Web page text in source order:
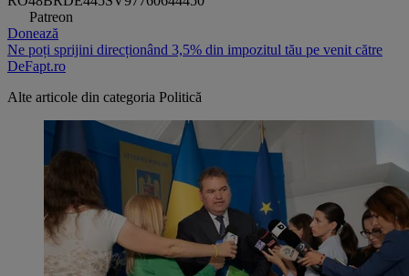
Patreon
Donează
Ne poți sprijini direcționând 3,5% din impozitul tău pe venit către
DeFapt.ro
Alte articole din categoria Politică